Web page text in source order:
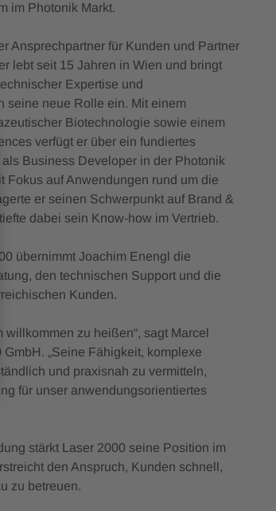
im Photonik Markt.
Ansprechpartner für Kunden und Partner
lebt seit 15 Jahren in Wien und bringt
Expertise und
seine neue Rolle ein. Mit einem
Biotechnologie sowie einem
verfügt er über ein fundiertes
Business Developer in der Photonik
Fokus auf Anwendungen rund um die
er seinen Schwerpunkt auf Brand &
dabei sein Know-how im Vertrieb.
übernimmt Joachim Enengl die
den technischen Support und die
Kunden.
willkommen zu heißen“, sagt Marcel
„Seine Fähigkeit, komplexe
und praxisnah zu vermitteln,
für unser anwendungsorientiertes
stärkt Laser 2000 seine Position im
den Anspruch, Kunden schnell,
zu betreuen.